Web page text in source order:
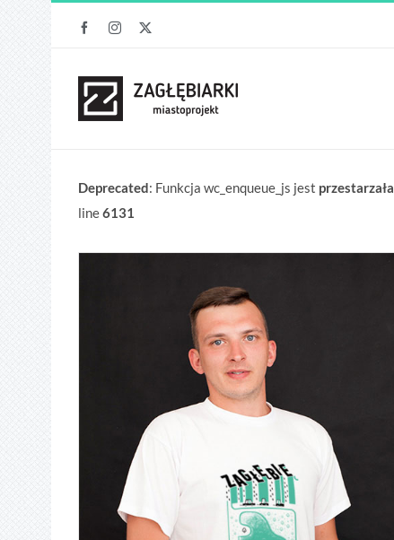
FacebookInstagram
Deprecated: Funkcja wc_enqueue_js jest przestarzała
line6131